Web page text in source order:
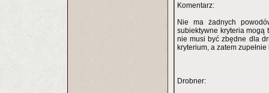
Komentarz:
Nie ma żadnych
subiektywne kryteria mogą
nie musi być zbędne dla
kryterium, a zatem
Drobner: